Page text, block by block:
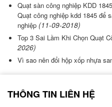
Quạt sàn công nghiệp KDD
Quạt công nghiệp kdd 1845 để
nghiệp (11-09-2018)
Top 3 Sai Lầm Khi Chọn Quạt
2026)
Vì sao nên đổi hộp xốp nhựa
THÔNG TIN LIÊN HỆ